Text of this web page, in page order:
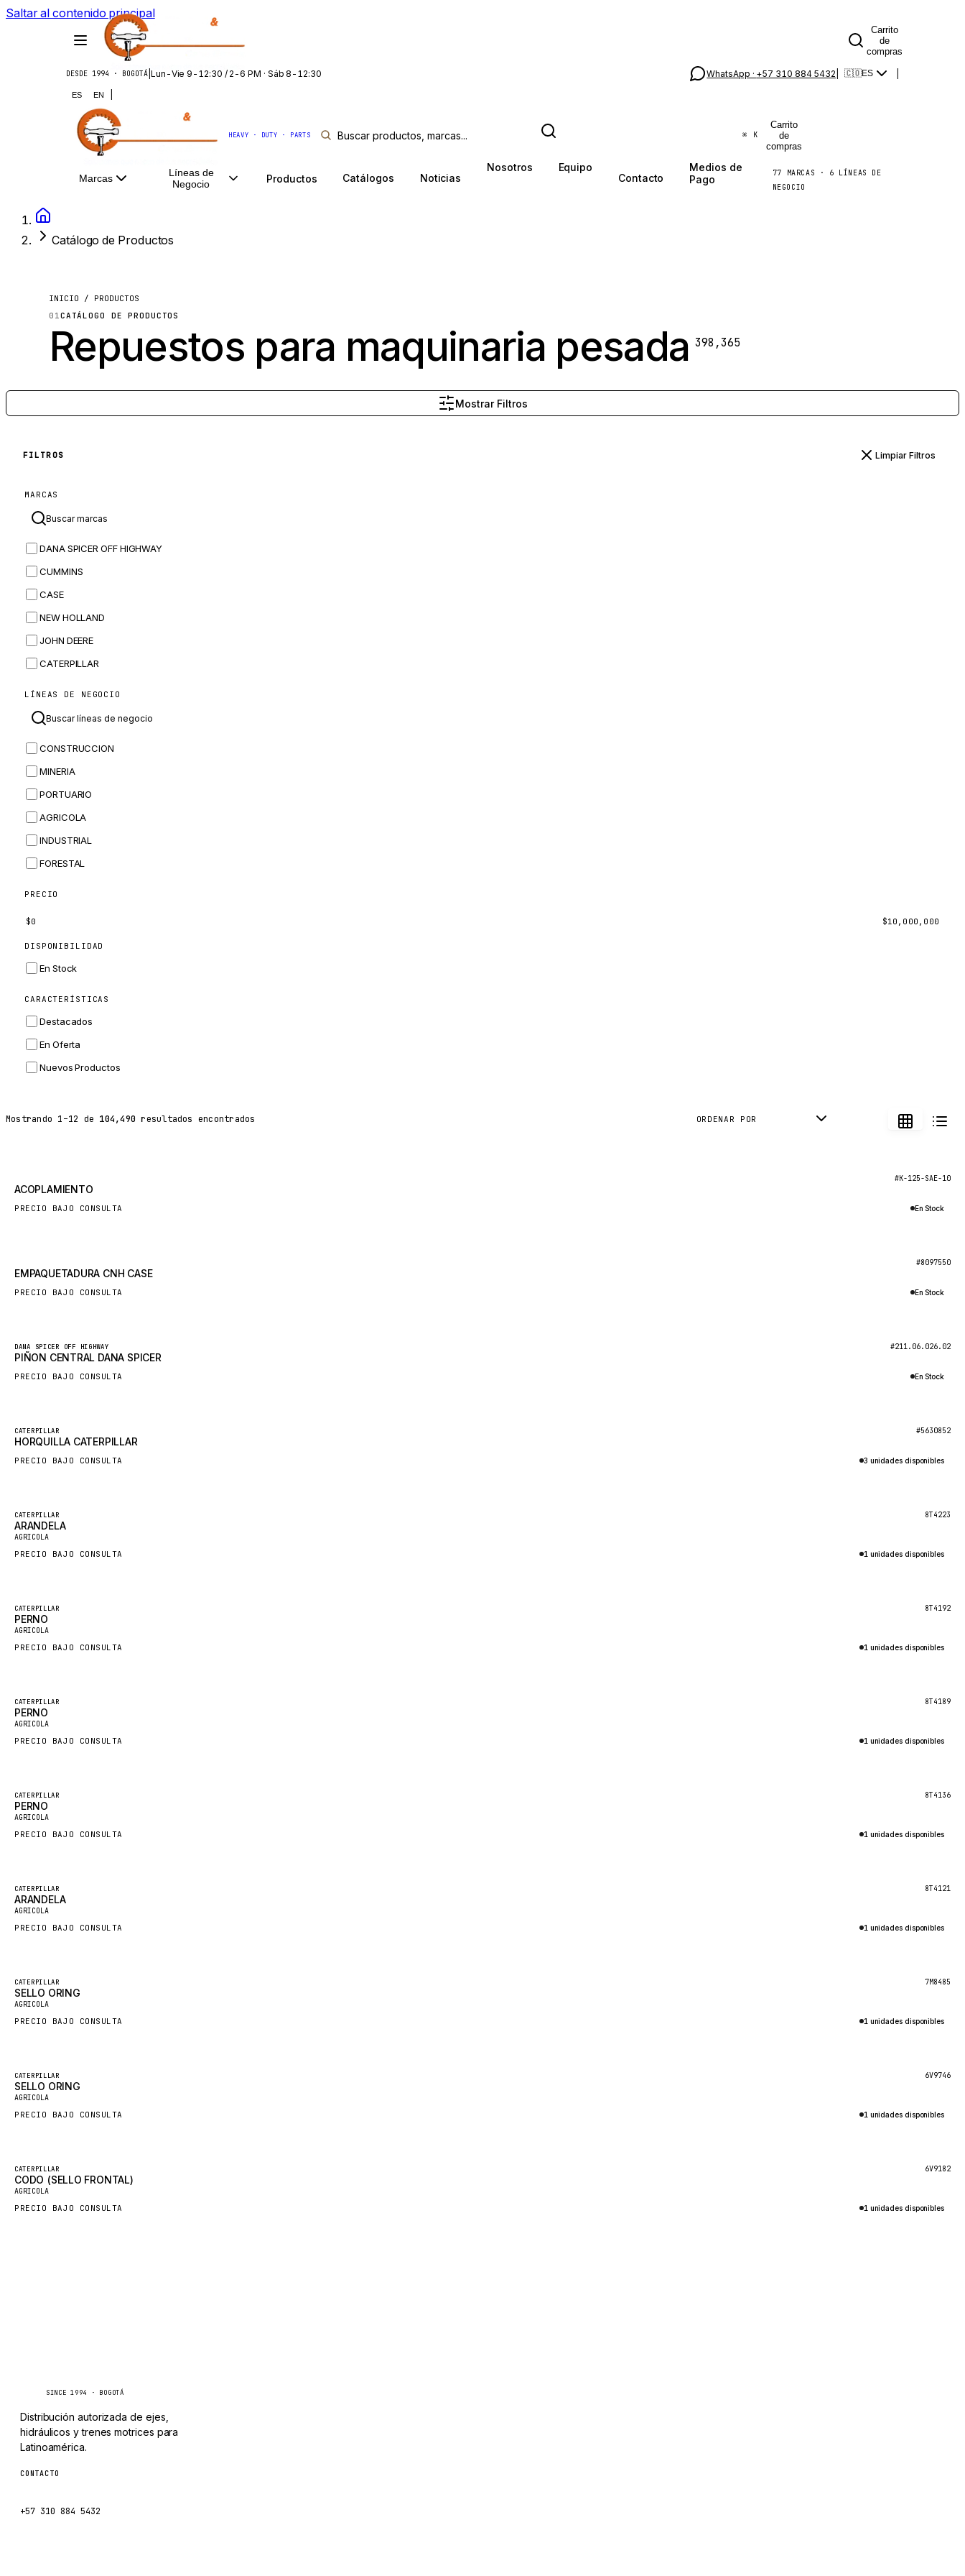
Saltar al contenido principal
Carrito
de
compras
DESDE 1994 · BOGOTÁ Lun-Vie 9-12:30 / 2-6 PM · Sáb 8-12:30 WhatsApp · +57 310 884 5432 🇨🇴ES
ES EN
HEAVY · DUTY · PARTS ⌘ K
Carrito
de
compras
Marcas
Líneas de
Negocio
Productos Catálogos Noticias
Nosotros
Equipo
Contacto
Medios de
Pago
77 MARCAS · 6
LÍNEAS DE
NEGOCIO
Catálogo de Productos
INICIO / PRODUCTOS
01CATÁLOGO DE PRODUCTOS
Repuestos para maquinaria pesada 398,365
Mostrar Filtros
FILTROS Limpiar Filtros
MARCAS
DANA SPICER OFF HIGHWAY
CUMMINS
CASE
NEW HOLLAND
JOHN DEERE
CATERPILLAR
MASSEY FERGUSON
BOBCAT
JCB
KOMATSU
CORTECO
KUBOTA
MERLO
HYUNDAI
BALDWIN
SANY
CUKUROVA
KALMAR
MAHINDRA
VALTRA
DIECI
DOOSAN
NACCO
FAUN
GROVE
MAFI
LINDE
MANNESMANN
ATLAS COPCO
ROTA
SANDVIK
HIAB
HEIL
GLENCOE
GEHL
COMMERCIAL HYDRAULICS
CLARK
HYVA
KOBELCO
LÍNEAS DE NEGOCIO
CONSTRUCCION
MINERIA
PORTUARIO
AGRICOLA
INDUSTRIAL
FORESTAL
PRECIO
$0 $10,000,000
DISPONIBILIDAD
En Stock
CARACTERÍSTICAS
Destacados
En Oferta
Nuevos Productos
Mostrando 1–12 de 104,490 resultados encontrados ORDENAR POR
#K-125-SAE-10
ACOPLAMIENTO
PRECIO BAJO CONSULTA En Stock
#8097550
EMPAQUETADURA CNH CASE
PRECIO BAJO CONSULTA En Stock
Nuevo
DANA SPICER OFF HIGHWAY #211.06.026.02
PIÑON CENTRAL DANA SPICER
PRECIO BAJO CONSULTA En Stock
Nuevo
CATERPILLAR #5630852
HORQUILLA CATERPILLAR
PRECIO BAJO CONSULTA 3 unidades disponibles
Destacado
Nuevo
CATERPILLAR 8T4223
ARANDELA
AGRICOLA
PRECIO BAJO CONSULTA 1 unidades disponibles
Destacado
Nuevo
CATERPILLAR 8T4192
PERNO
AGRICOLA
PRECIO BAJO CONSULTA 1 unidades disponibles
Destacado
Nuevo
CATERPILLAR 8T4189
PERNO
AGRICOLA
PRECIO BAJO CONSULTA 1 unidades disponibles
Destacado
Nuevo
CATERPILLAR 8T4136
PERNO
AGRICOLA
PRECIO BAJO CONSULTA 1 unidades disponibles
Destacado
Nuevo
CATERPILLAR 8T4121
ARANDELA
AGRICOLA
PRECIO BAJO CONSULTA 1 unidades disponibles
Destacado
Nuevo
CATERPILLAR 7M8485
SELLO ORING
AGRICOLA
PRECIO BAJO CONSULTA 1 unidades disponibles
Destacado
Nuevo
CATERPILLAR 6V9746
SELLO ORING
AGRICOLA
PRECIO BAJO CONSULTA 1 unidades disponibles
Destacado
Nuevo
CATERPILLAR 6V9182
CODO (SELLO FRONTAL)
AGRICOLA
PRECIO BAJO CONSULTA 1 unidades disponibles
SINCE 1994 · BOGOTÁ
Distribución autorizada de ejes,
hidráulicos y trenes motrices para
Latinoamérica.
CONTACTO
+57 310 884 5432